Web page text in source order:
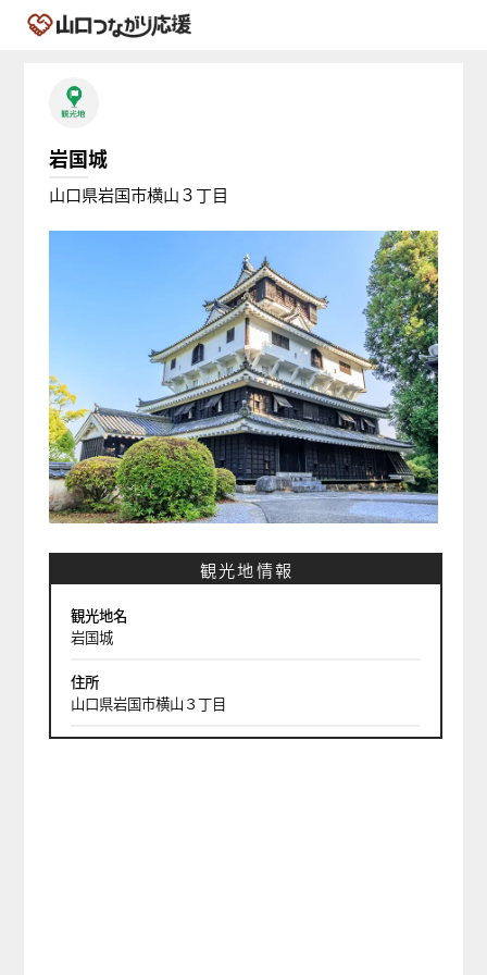
岩国城
山口県岩国市横山３丁目
観光地情報
観光地名
岩国城
住所
山口県岩国市横山３丁目